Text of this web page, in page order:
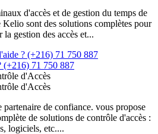
d'accès et de gestion du temps de
Kelio sont des solutions complètes pour
la gestion des accès et...
? (+216) 71 750 887
(+216) 71 750 887
d'Accès
d'Accès
partenaire de confiance. vous propose
de solutions de contrôle d'accès :
logiciels, etc....